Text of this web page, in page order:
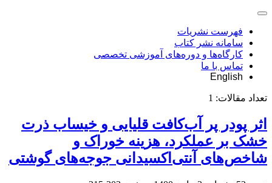
فهرست نشریات
سامانه نشر کتاب
کارگاه‌ها و دوره‌های آموزشی تخصصی
تماس با ما
English
تعداد مقالات: 1
اثر پودر پر آب‌کافت قلیایی و خیساب ذرت
خشک بر عملکرد، هزینه خوراک و
شاخص‌های ‏آنتی‌اکسیدانی جوجه‌های گوشتی